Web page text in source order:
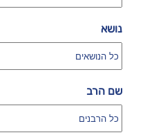
נושא
שם הרב